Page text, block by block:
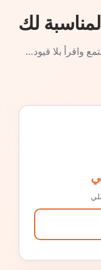
لك
واقرأ بلا قيود…